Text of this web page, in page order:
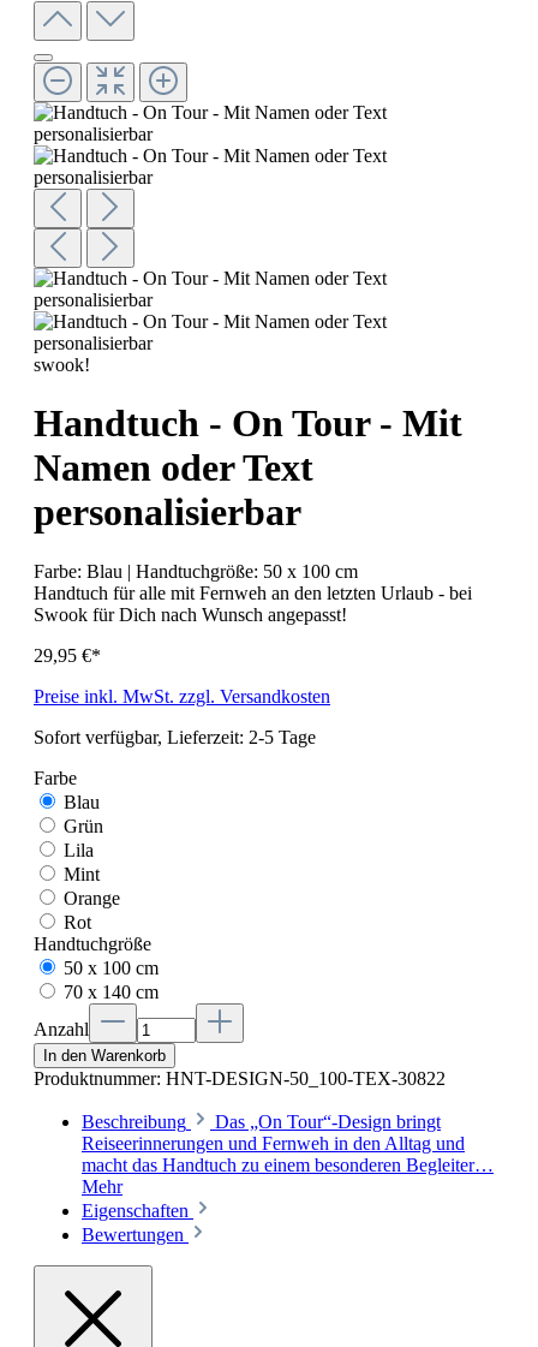
swook!
Handtuch - On Tour - Mit
Namen oder Text
personalisierbar
Farbe: Blau | Handtuchgröße: 50 x 100 cm
Handtuch für alle mit Fernweh an den letzten Urlaub - bei
Swook für Dich nach Wunsch angepasst!
29,95 €*
Preise inkl. MwSt. zzgl. Versandkosten
Sofort verfügbar, Lieferzeit: 2-5 Tage
Farbe
Blau
Grün
Lila
Mint
Orange
Rot
Handtuchgröße
50 x 100 cm
70 x 140 cm
Anzahl
In den Warenkorb
Produktnummer: HNT-DESIGN-50_100-TEX-30822
Beschreibung
Das „On Tour“-Design bringt
Reiseerinnerungen und Fernweh in den Alltag und
macht das Handtuch zu einem besonderen Begleiter…
Mehr
Eigenschaften
Bewertungen